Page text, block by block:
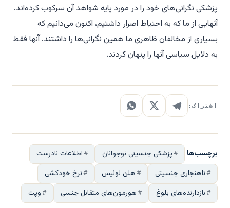
پزشکی نگرانی‌های خود را در مورد پایه شواهد آن سرکوب کرده‌اند.
آنهایی از ما که به احتیاط اصرار داشتیم، اکنون می‌دانیم که
بسیاری از مخالفان ظاهری ما همین نگرانی‌ها را داشتند. آنها فقط
به دلایل سیاسی آنها را پنهان کردند.
اشتراک:
برچسب‌ها پزشکی جنسیتی نوجوانان
اطلاعات نادرست
ناهنجاری جنسیتی
هلن لوئیس
نرخ خودکشی
بازدارنده‌های بلوغ
هورمون‌های متقابل جنسی وپت